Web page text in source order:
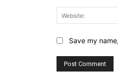
Save my